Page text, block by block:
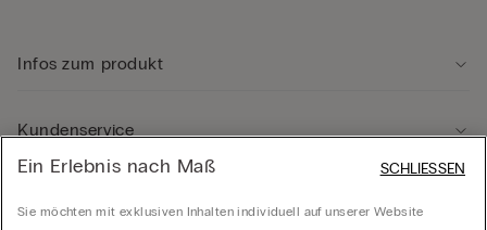
Infos zum produkt
Kundenservice
Ein Erlebnis nach Maß
Sie möchten mit exklusiven Inhalten individuell auf unserer Website
SCHLIESSEN